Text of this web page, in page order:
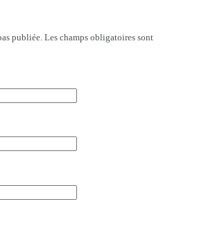
publiée. Les champs obligatoires sont